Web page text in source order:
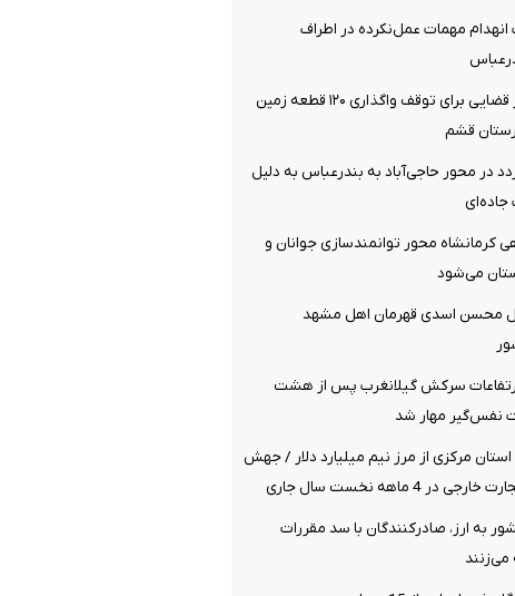
انهدام مهمات عمل‌نکرده در اطراف
صدور دستور قضایی برای توقف واگذاری ۱۲۰ قطعه زمین
قشم
در محور حاجی‌آباد به بندرعباس به دلیل
جاده‌ای
کرمانشاه محور توانمندسازی جوانان و
می‌شود
محسن اسدی قهرمان اهل مشهد
سرکش گیلانغرب پس از هشت
نفس‌گیر مهار شد
مرکزی از مرز نیم میلیارد دلار / جهش
به ارز، صادرکنندگان با سد مقررات